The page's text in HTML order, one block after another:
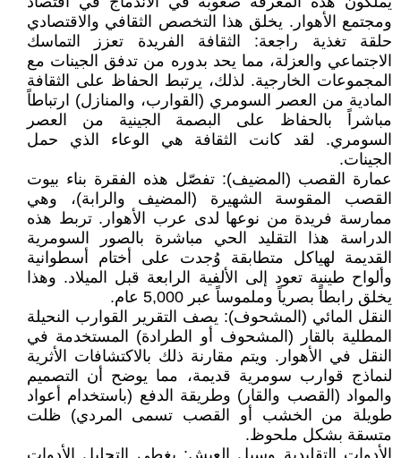
ومجتمع الأهوار. يخلق هذا التخصص الثقافي والاقتصادي
حلقة تغذية راجعة: الثقافة الفريدة تعزز التماسك
الاجتماعي والعزلة، مما يحد بدوره من تدفق الجينات مع
المجموعات الخارجية. لذلك، يرتبط الحفاظ على الثقافة
المادية من العصر السومري (القوارب، والمنازل) ارتباطاً
مباشراً بالحفاظ على البصمة الجينية من العصر
السومري. لقد كانت الثقافة هي الوعاء الذي حمل
الجينات.
عمارة القصب (المضيف): تفصّل هذه الفقرة بناء بيوت
القصب المقوسة الشهيرة (المضيف والرابة)، وهي
ممارسة فريدة من نوعها لدى عرب الأهوار. تربط هذه
الدراسة هذا التقليد الحي مباشرة بالصور السومرية
القديمة لهياكل متطابقة وُجدت على أختام أسطوانية
وألواح طينية تعود إلى الألفية الرابعة قبل الميلاد. وهذا
يخلق رابطاً بصرياً وملموساً عبر 5,000 عام.
النقل المائي (المشحوف): يصف التقرير القوارب النحيلة
المطلية بالقار (المشحوف أو الطرادة) المستخدمة في
النقل في الأهوار. ويتم مقارنة ذلك بالاكتشافات الأثرية
لنماذج قوارب سومرية قديمة، مما يوضح أن التصميم
والمواد (القصب والقار) وطريقة الدفع (باستخدام أعواد
طويلة من الخشب أو القصب تسمى المردي) ظلت
متسقة بشكل ملحوظ.